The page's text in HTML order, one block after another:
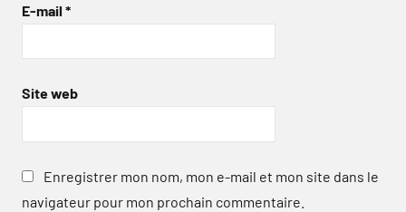
E-mail *
Site web
Enregistrer mon nom, mon e-mail et mon site dans le
navigateur pour mon prochain commentaire.